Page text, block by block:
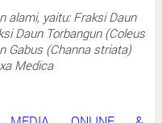
alami, yaitu: Fraksi Daun
Daun Torbangun (Coleus
Gabus (Channa striata)
Medica